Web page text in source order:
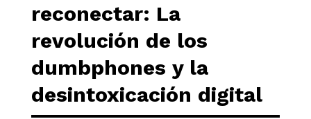
reconectar: La
revolución de los
dumbphones y la
desintoxicación digital